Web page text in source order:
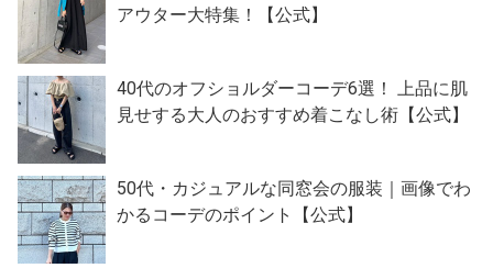
アウター大特集！【公式】
40代のオフショルダーコーデ6選！ 上品に肌
見せする大人のおすすめ着こなし術【公式】
50代・カジュアルな同窓会の服装｜画像でわ
かるコーデのポイント【公式】